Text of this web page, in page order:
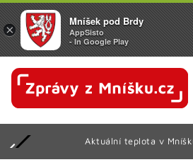
Aktuální teplota v
×
Mníšek pod Brdy
AppSisto
- In Google Play